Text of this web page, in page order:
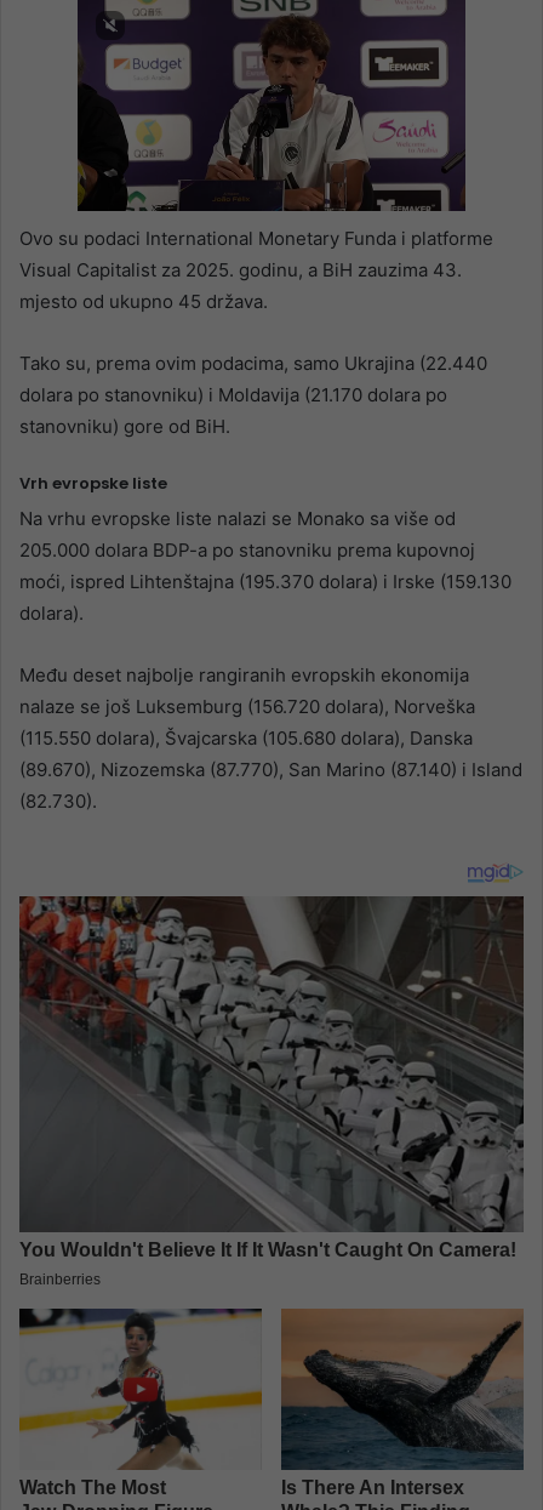
Ovo su podaci International Monetary Funda i platforme
Visual Capitalist za 2025. godinu, a BiH zauzima 43.
mjesto od ukupno 45 država.
Tako su, prema ovim podacima, samo Ukrajina (22.440
dolara po stanovniku) i Moldavija (21.170 dolara po
stanovniku) gore od BiH.
Vrh evropske liste
Na vrhu evropske liste nalazi se Monako sa više od
205.000 dolara BDP-a po stanovniku prema kupovnoj
moći, ispred Lihtenštajna (195.370 dolara) i Irske (159.130
dolara).
Među deset najbolje rangiranih evropskih ekonomija
nalaze se još Luksemburg (156.720 dolara), Norveška
(115.550 dolara), Švajcarska (105.680 dolara), Danska
(89.670), Nizozemska (87.770), San Marino (87.140) i Island
(82.730).